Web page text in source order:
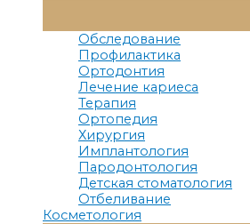
Меню
Обследование
Профилактика
Ортодонтия
Лечение кариеса
Терапия
Ортопедия
Хирургия
Имплантология
Пародонтология
Детская стоматология
Отбеливание
Косметология